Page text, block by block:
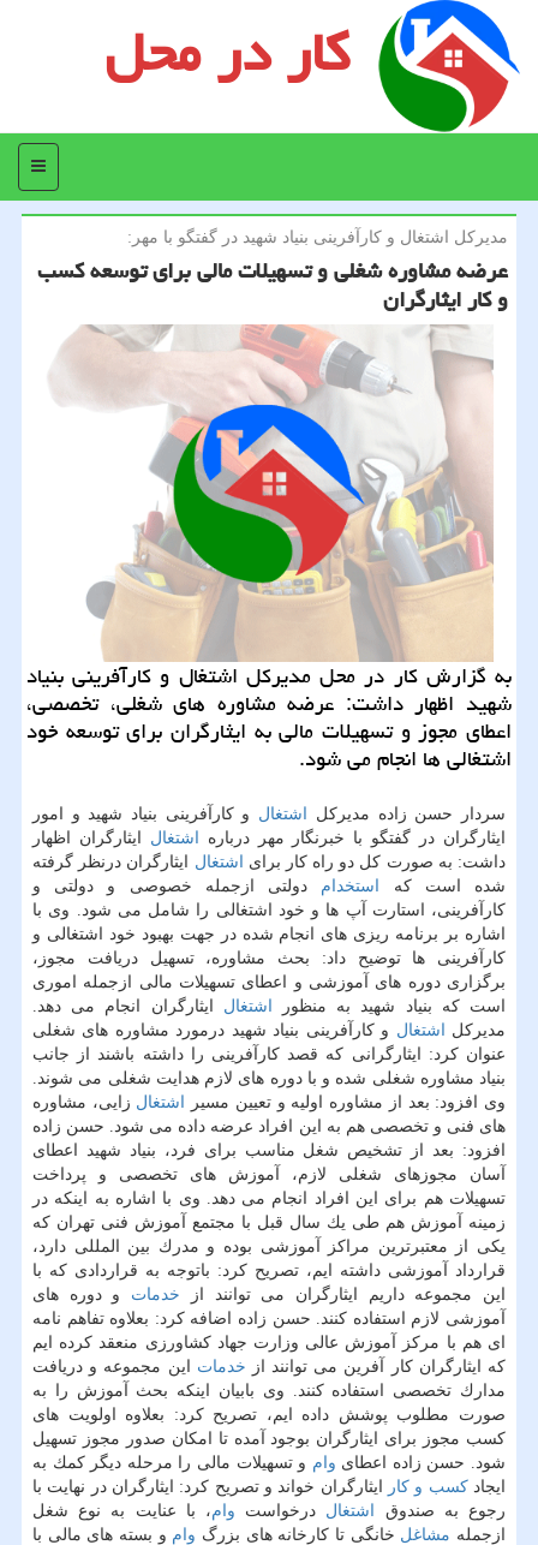
کار در محل
منو
مدیركل اشتغال و كارآفرینی بنیاد شهید در گفتگو با مهر:
عرضه مشاوره شغلی و تسهیلات مالی برای توسعه كسب
و كار ایثارگران
به گزارش كار در محل مدیركل اشتغال و كارآفرینی بنیاد
شهید اظهار داشت: عرضه مشاوره های شغلی، تخصصی،
اعطای مجوز و تسهیلات مالی به ایثارگران برای توسعه خود
اشتغالی ها انجام می شود.
سردار حسن زاده مدیركل اشتغال و كارآفرینی بنیاد شهید و امور
ایثارگران در گفتگو با خبرنگار مهر درباره اشتغال ایثارگران اظهار
داشت: به صورت كل دو راه كار برای اشتغال ایثارگران درنظر گرفته
شده است كه استخدام دولتی ازجمله خصوصی و دولتی و
كارآفرینی، استارت آپ ها و خود اشتغالی را شامل می شود. وی با
اشاره بر برنامه ریزی های انجام شده در جهت بهبود خود اشتغالی و
كارآفرینی ها توضیح داد: بحث مشاوره، تسهیل دریافت مجوز،
برگزاری دوره های آموزشی و اعطای تسهیلات مالی ازجمله اموری
است كه بنیاد شهید به منظور اشتغال ایثارگران انجام می دهد.
مدیركل اشتغال و كارآفرینی بنیاد شهید درمورد مشاوره های شغلی
عنوان كرد: ایثارگرانی كه قصد كارآفرینی را داشته باشند از جانب
بنیاد مشاوره شغلی شده و با دوره های لازم هدایت شغلی می شوند.
وی افزود: بعد از مشاوره اولیه و تعیین مسیر اشتغال زایی، مشاوره
های فنی و تخصصی هم به این افراد عرضه داده می شود. حسن زاده
افزود: بعد از تشخیص شغل مناسب برای فرد، بنیاد شهید اعطای
آسان مجوزهای شغلی لازم، آموزش های تخصصی و پرداخت
تسهیلات هم برای این افراد انجام می دهد. وی با اشاره به اینكه در
زمینه آموزش هم طی یك سال قبل با مجتمع آموزش فنی تهران كه
یكی از معتبرترین مراكز آموزشی بوده و مدرك بین المللی دارد،
قرارداد آموزشی داشته ایم، تصریح كرد: باتوجه به قراردادی كه با
این مجموعه داریم ایثارگران می توانند از خدمات و دوره های
آموزشی لازم استفاده كنند. حسن زاده اضافه كرد: بعلاوه تفاهم نامه
ای هم با مركز آموزش عالی وزارت جهاد كشاورزی منعقد كرده ایم
كه ایثارگران كار آفرین می توانند از خدمات این مجموعه و دریافت
مدارك تخصصی استفاده كنند. وی بابیان اینكه بحث آموزش را به
صورت مطلوب پوشش داده ایم، تصریح كرد: بعلاوه اولویت های
كسب مجوز برای ایثارگران بوجود آمده تا امكان صدور مجوز تسهیل
شود. حسن زاده اعطای وام و تسهیلات مالی را مرحله دیگر كمك به
ایجادكسب و كار ایثارگران خواند و تصریح كرد: ایثارگران در نهایت با
رجوع به صندوق اشتغال درخواست وام، با عنایت به نوع شغل
ازجمله مشاغل خانگی تا كارخانه های بزرگ وام و بسته های مالی با